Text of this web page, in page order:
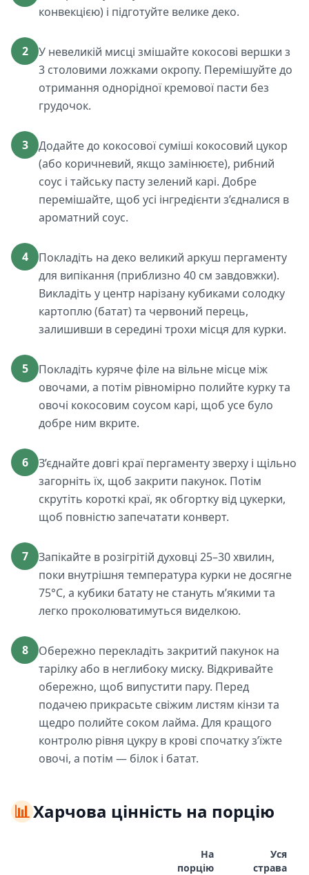
конвекцією) і підготуйте велике деко.
2
У невеликій мисці змішайте кокосові вершки з
3 столовими ложками окропу. Перемішуйте до
отримання однорідної кремової пасти без
грудочок.
3
Додайте до кокосової суміші кокосовий цукор
(або коричневий, якщо замінюєте), рибний
соус і тайську пасту зелений карі. Добре
перемішайте, щоб усі інгредієнти з’єдналися в
ароматний соус.
4
Покладіть на деко великий аркуш пергаменту
для випікання (приблизно 40 см завдовжки).
Викладіть у центр нарізану кубиками солодку
картоплю (батат) та червоний перець,
залишивши в середині трохи місця для курки.
5
Покладіть куряче філе на вільне місце між
овочами, а потім рівномірно полийте курку та
овочі кокосовим соусом карі, щоб усе було
добре ним вкрите.
6
З’єднайте довгі краї пергаменту зверху і щільно
загорніть їх, щоб закрити пакунок. Потім
скрутіть короткі краї, як обгортку від цукерки,
щоб повністю запечатати конверт.
7
Запікайте в розігрітій духовці 25–30 хвилин,
поки внутрішня температура курки не досягне
75°C, а кубики батату не стануть м’якими та
легко проколюватимуться виделкою.
8
Обережно перекладіть закритий пакунок на
тарілку або в неглибоку миску. Відкривайте
обережно, щоб випустити пару. Перед
подачею прикрасьте свіжим листям кінзи та
щедро полийте соком лайма. Для кращого
контролю рівня цукру в крові спочатку з’їжте
овочі, а потім — білок і батат.
📊Харчова цінність на порцію
На
порцію
Уся
страва